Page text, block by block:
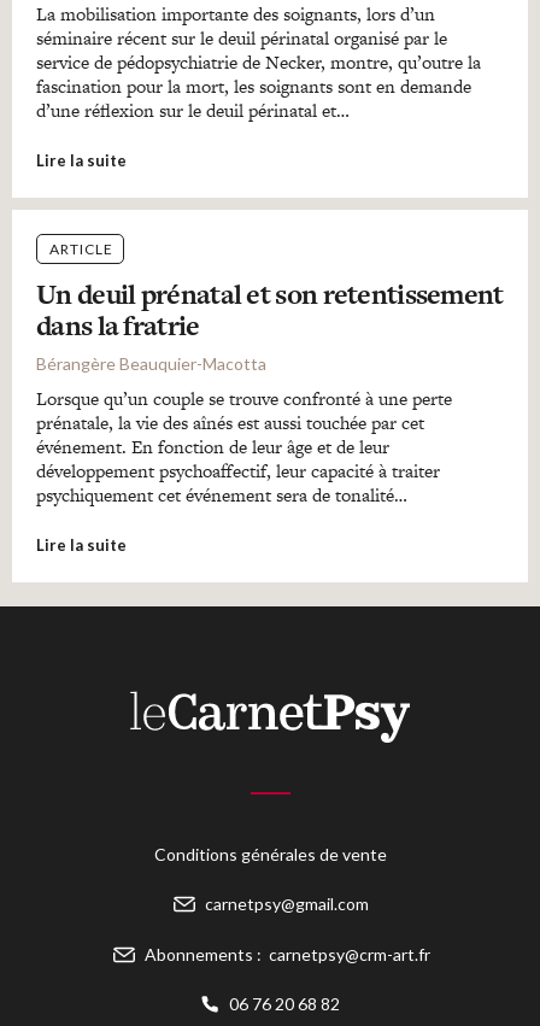
La mobilisation importante des soignants, lors d’un
séminaire récent sur le deuil périnatal organisé par le
service de pédopsychiatrie de Necker, montre, qu’outre la
fascination pour la mort, les soignants sont en demande
d’une réflexion sur le deuil périnatal et…
Lire la suite
ARTICLE
Un deuil prénatal et son retentissement
dans la fratrie
Bérangère Beauquier-Macotta
Lorsque qu’un couple se trouve confronté à une perte
prénatale, la vie des aînés est aussi touchée par cet
événement. En fonction de leur âge et de leur
développement psychoaffectif, leur capacité à traiter
psychiquement cet événement sera de tonalité…
Lire la suite
Conditions générales de vente
carnetpsy@gmail.com
Abonnements : carnetpsy@crm-art.fr
06 76 20 68 82